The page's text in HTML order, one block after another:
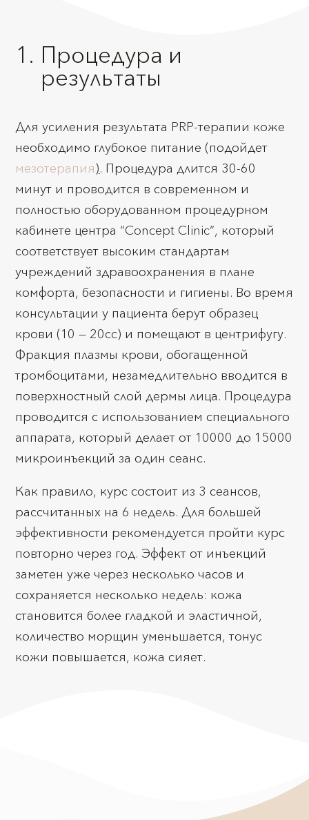
Процедура и
результаты
Для усиления результата PRP-терапии коже
необходимо глубокое питание (подойдет
мезотерапия). Процедура длится 30-60
минут и проводится в современном и
полностью оборудованном процедурном
кабинете центра “Concept Clinic”, который
соответствует высоким стандартам
учреждений здравоохранения в плане
комфорта, безопасности и гигиены. Во время
консультации у пациента берут образец
крови (10 — 20cc) и помещают в центрифугу.
Фракция плазмы крови, обогащенной
тромбоцитами, незамедлительно вводится в
поверхностный слой дермы лица. Процедура
проводится с использованием специального
аппарата, который делает от 10000 до 15000
микроинъекций за один сеанс.
Как правило, курс состоит из 3 сеансов,
рассчитанных на 6 недель. Для большей
эффективности рекомендуется пройти курс
повторно через год. Эффект от инъекций
заметен уже через несколько часов и
сохраняется несколько недель: кожа
становится более гладкой и эластичной,
количество морщин уменьшается, тонус
кожи повышается, кожа сияет.